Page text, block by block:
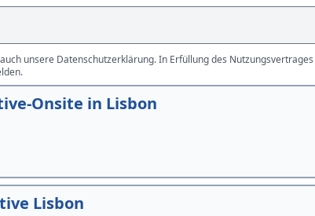
unsere Datenschutzerklärung. In Erfüllung des
Onsite in Lisbon
Lisbon